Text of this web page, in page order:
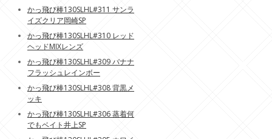
かっ飛び棒130SLHL#311 サンラ
イズクリア岡崎SP
かっ飛び棒130SLHL#310 レッド
ヘッドMIXレンズ
かっ飛び棒130SLHL#309 バナナ
フラッシュレインボー
かっ飛び棒130SLHL#308 背黒メ
ッキ
かっ飛び棒130SLHL#306 蒸着何
でもベイト井上SP